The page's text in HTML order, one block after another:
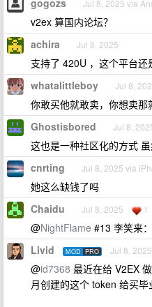
gogozs Jul 8, 2025 via
v2ex 算国内论坛？
achira Jul 8, 2025
支持了 420U ，这个平台还
whatalittleboy Jul 8,
你敢买他就敢卖，你想卖那
Ghostisbored Jul 8,
这也是一种社区化的方式
cnrting Jul 8, 2025 via
她这么缺钱了吗
Chaidu Jul 8, 2025 1
@NightFlame #13 李笑来
Livid MOD PRO Jul 8, 2025
@id7368 最近在给 V2EX
月创建的这个 token 给买毕